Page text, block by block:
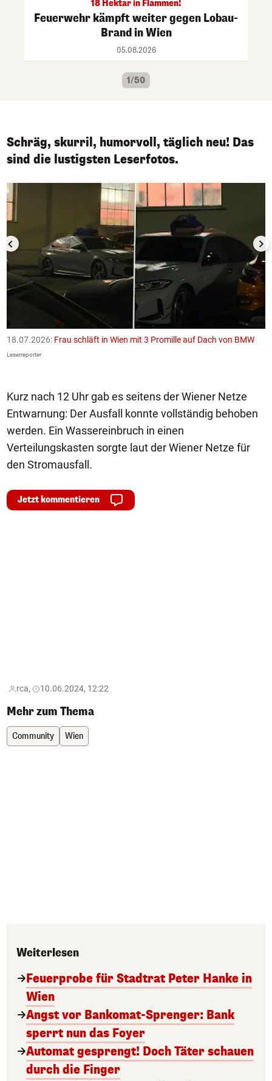
18 Hektar in Flammen!
Feuerwehr kämpft weiter gegen Lobau-
Brand in Wien
05.08.2026
1/50
Schräg, skurril, humorvoll, täglich neu! Das
sind die lustigsten Leserfotos.
1/50
18.07.2026: Frau schläft in Wien mit 3 Promille auf Dach von BMW
Leserreporter
Kurz nach 12 Uhr gab es seitens der Wiener Netze
Entwarnung: Der Ausfall konnte vollständig behoben
werden. Ein Wassereinbruch in einen
Verteilungskasten sorgte laut der Wiener Netze für
den Stromausfall.
Jetzt kommentieren
rca, 10.06.2024, 12:22
Mehr zum Thema
Community Wien
Weiterlesen
Feuerprobe für Stadtrat Peter Hanke in
Wien
Angst vor Bankomat-Sprenger: Bank
sperrt nun das Foyer
Automat gesprengt! Doch Täter schauen
durch die Finger